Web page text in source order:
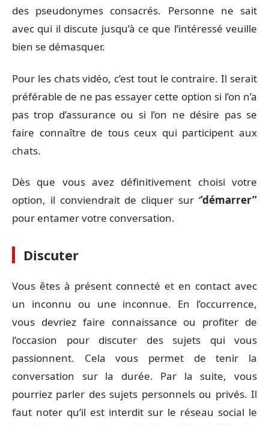
des pseudonymes consacrés. Personne ne sait
avec qui il discute jusqu’à ce que l’intéressé veuille
bien se démasquer.
Pour les chats vidéo, c’est tout le contraire. Il serait
préférable de ne pas essayer cette option si l’on n’a
pas trop d’assurance ou si l’on ne désire pas se
faire connaître de tous ceux qui participent aux
chats.
Dès que vous avez définitivement choisi votre
option, il conviendrait de cliquer sur ‘’démarrer’’
pour entamer votre conversation.
Discuter
Vous êtes à présent connecté et en contact avec
un inconnu ou une inconnue. En l’occurrence,
vous devriez faire connaissance ou profiter de
l’occasion pour discuter des sujets qui vous
passionnent. Cela vous permet de tenir la
conversation sur la durée. Par la suite, vous
pourriez parler des sujets personnels ou privés. Il
faut noter qu’il est interdit sur le réseau social le